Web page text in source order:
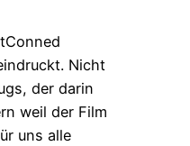
Nicht
der darin
weil der Film
uns alle